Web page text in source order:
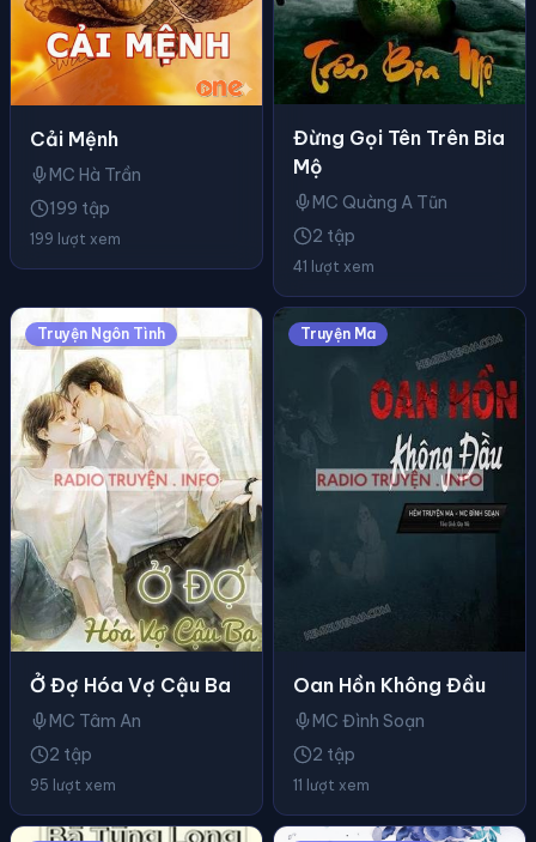
Cải Mệnh
MC Hà Trần
199 tập
199 lượt xem
Đừng Gọi Tên Trên Bia
Mộ
MC Quàng A Tũn
2 tập
41 lượt xem
Truyện Ngôn Tình
Ở Đợ Hóa Vợ Cậu Ba
MC Tâm An
2 tập
95 lượt xem
Truyện Ma
Oan Hồn Không Đầu
MC Đình Soạn
2 tập
11 lượt xem